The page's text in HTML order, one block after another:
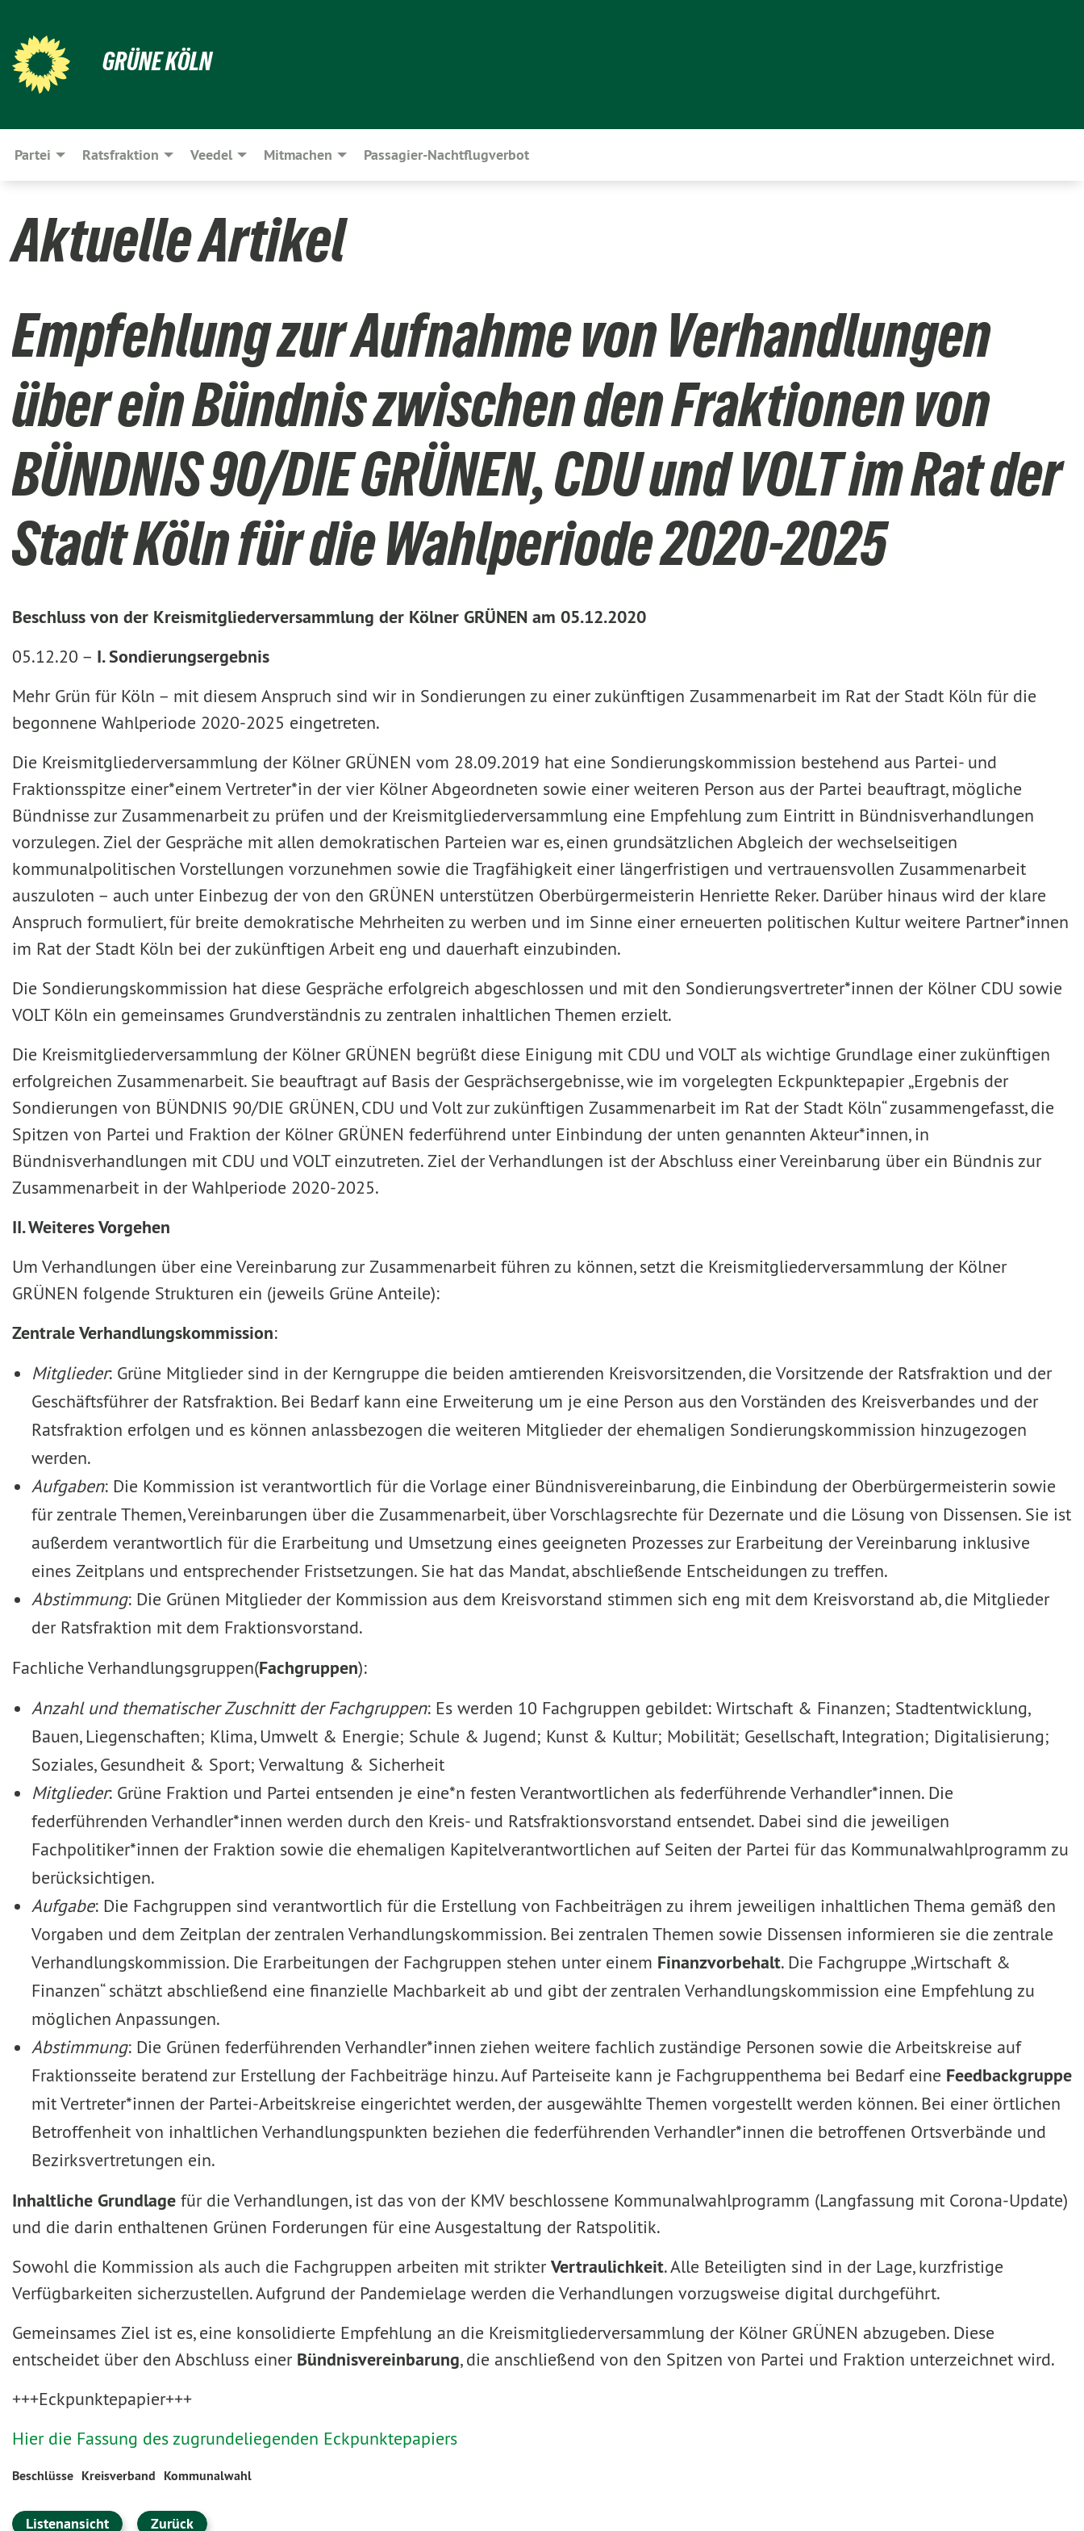
GRÜNE KÖLN
Partei Ratsfraktion Veedel Mitmachen Passagier-Nachtflugverbot
Aktuelle Artikel
Empfehlung zur Aufnahme von Verhandlungen
über ein Bündnis zwischen den Fraktionen von
BÜNDNIS 90/DIE GRÜNEN, CDU und VOLT im Rat der
Stadt Köln für die Wahlperiode 2020-2025
Beschluss von der Kreismitgliederversammlung der Kölner GRÜNEN am 05.12.2020
05.12.20 – I. Sondierungsergebnis
Mehr Grün für Köln – mit diesem Anspruch sind wir in Sondierungen zu einer zukünftigen Zusammenarbeit im Rat der Stadt Köln für die
begonnene Wahlperiode 2020-2025 eingetreten.
Die Kreismitgliederversammlung der Kölner GRÜNEN vom 28.09.2019 hat eine Sondierungskommission bestehend aus Partei- und
Fraktionsspitze einer*einem Vertreter*in der vier Kölner Abgeordneten sowie einer weiteren Person aus der Partei beauftragt, mögliche
Bündnisse zur Zusammenarbeit zu prüfen und der Kreismitgliederversammlung eine Empfehlung zum Eintritt in Bündnisverhandlungen
vorzulegen. Ziel der Gespräche mit allen demokratischen Parteien war es, einen grundsätzlichen Abgleich der wechselseitigen
kommunalpolitischen Vorstellungen vorzunehmen sowie die Tragfähigkeit einer längerfristigen und vertrauensvollen Zusammenarbeit
auszuloten – auch unter Einbezug der von den GRÜNEN unterstützen Oberbürgermeisterin Henriette Reker. Darüber hinaus wird der klare
Anspruch formuliert, für breite demokratische Mehrheiten zu werben und im Sinne einer erneuerten politischen Kultur weitere Partner*innen
im Rat der Stadt Köln bei der zukünftigen Arbeit eng und dauerhaft einzubinden.
Die Sondierungskommission hat diese Gespräche erfolgreich abgeschlossen und mit den Sondierungsvertreter*innen der Kölner CDU sowie
VOLT Köln ein gemeinsames Grundverständnis zu zentralen inhaltlichen Themen erzielt.
Die Kreismitgliederversammlung der Kölner GRÜNEN begrüßt diese Einigung mit CDU und VOLT als wichtige Grundlage einer zukünftigen
erfolgreichen Zusammenarbeit. Sie beauftragt auf Basis der Gesprächsergebnisse, wie im vorgelegten Eckpunktepapier „Ergebnis der
Sondierungen von BÜNDNIS 90/DIE GRÜNEN, CDU und Volt zur zukünftigen Zusammenarbeit im Rat der Stadt Köln“ zusammengefasst, die
Spitzen von Partei und Fraktion der Kölner GRÜNEN federführend unter Einbindung der unten genannten Akteur*innen, in
Bündnisverhandlungen mit CDU und VOLT einzutreten. Ziel der Verhandlungen ist der Abschluss einer Vereinbarung über ein Bündnis zur
Zusammenarbeit in der Wahlperiode 2020-2025.
II. Weiteres Vorgehen
Um Verhandlungen über eine Vereinbarung zur Zusammenarbeit führen zu können, setzt die Kreismitgliederversammlung der Kölner
GRÜNEN folgende Strukturen ein (jeweils Grüne Anteile):
Zentrale Verhandlungskommission:
Mitglieder: Grüne Mitglieder sind in der Kerngruppe die beiden amtierenden Kreisvorsitzenden, die Vorsitzende der Ratsfraktion und der
Geschäftsführer der Ratsfraktion. Bei Bedarf kann eine Erweiterung um je eine Person aus den Vorständen des Kreisverbandes und der
Ratsfraktion erfolgen und es können anlassbezogen die weiteren Mitglieder der ehemaligen Sondierungskommission hinzugezogen
werden.
Aufgaben: Die Kommission ist verantwortlich für die Vorlage einer Bündnisvereinbarung, die Einbindung der Oberbürgermeisterin sowie
für zentrale Themen, Vereinbarungen über die Zusammenarbeit, über Vorschlagsrechte für Dezernate und die Lösung von Dissensen. Sie ist
außerdem verantwortlich für die Erarbeitung und Umsetzung eines geeigneten Prozesses zur Erarbeitung der Vereinbarung inklusive
eines Zeitplans und entsprechender Fristsetzungen. Sie hat das Mandat, abschließende Entscheidungen zu treffen.
Abstimmung: Die Grünen Mitglieder der Kommission aus dem Kreisvorstand stimmen sich eng mit dem Kreisvorstand ab, die Mitglieder
der Ratsfraktion mit dem Fraktionsvorstand.
Fachliche Verhandlungsgruppen(Fachgruppen):
Anzahl und thematischer Zuschnitt der Fachgruppen: Es werden 10 Fachgruppen gebildet: Wirtschaft & Finanzen; Stadtentwicklung,
Bauen, Liegenschaften; Klima, Umwelt & Energie; Schule & Jugend; Kunst & Kultur; Mobilität; Gesellschaft, Integration; Digitalisierung;
Soziales, Gesundheit & Sport; Verwaltung & Sicherheit
Mitglieder: Grüne Fraktion und Partei entsenden je eine*n festen Verantwortlichen als federführende Verhandler*innen. Die
federführenden Verhandler*innen werden durch den Kreis- und Ratsfraktionsvorstand entsendet. Dabei sind die jeweiligen
Fachpolitiker*innen der Fraktion sowie die ehemaligen Kapitelverantwortlichen auf Seiten der Partei für das Kommunalwahlprogramm zu
berücksichtigen.
Aufgabe: Die Fachgruppen sind verantwortlich für die Erstellung von Fachbeiträgen zu ihrem jeweiligen inhaltlichen Thema gemäß den
Vorgaben und dem Zeitplan der zentralen Verhandlungskommission. Bei zentralen Themen sowie Dissensen informieren sie die zentrale
Verhandlungskommission. Die Erarbeitungen der Fachgruppen stehen unter einem Finanzvorbehalt. Die Fachgruppe „Wirtschaft &
Finanzen“ schätzt abschließend eine finanzielle Machbarkeit ab und gibt der zentralen Verhandlungskommission eine Empfehlung zu
möglichen Anpassungen.
Abstimmung: Die Grünen federführenden Verhandler*innen ziehen weitere fachlich zuständige Personen sowie die Arbeitskreise auf
Fraktionsseite beratend zur Erstellung der Fachbeiträge hinzu. Auf Parteiseite kann je Fachgruppenthema bei Bedarf eine Feedbackgruppe
mit Vertreter*innen der Partei-Arbeitskreise eingerichtet werden, der ausgewählte Themen vorgestellt werden können. Bei einer örtlichen
Betroffenheit von inhaltlichen Verhandlungspunkten beziehen die federführenden Verhandler*innen die betroffenen Ortsverbände und
Bezirksvertretungen ein.
Inhaltliche Grundlage für die Verhandlungen, ist das von der KMV beschlossene Kommunalwahlprogramm (Langfassung mit Corona-Update)
und die darin enthaltenen Grünen Forderungen für eine Ausgestaltung der Ratspolitik.
Sowohl die Kommission als auch die Fachgruppen arbeiten mit strikterVertraulichkeit. Alle Beteiligten sind in der Lage, kurzfristige
Verfügbarkeiten sicherzustellen. Aufgrund der Pandemielage werden die Verhandlungen vorzugsweise digital durchgeführt.
Gemeinsames Ziel ist es, eine konsolidierte Empfehlung an die Kreismitgliederversammlung der Kölner GRÜNEN abzugeben. Diese
entscheidet über den Abschluss einer Bündnisvereinbarung, die anschließend von den Spitzen von Partei und Fraktion unterzeichnet wird.
+++Eckpunktepapier+++
Hier die Fassung des zugrundeliegenden Eckpunktepapiers
Beschlüsse Kreisverband Kommunalwahl
Listenansicht Zurück